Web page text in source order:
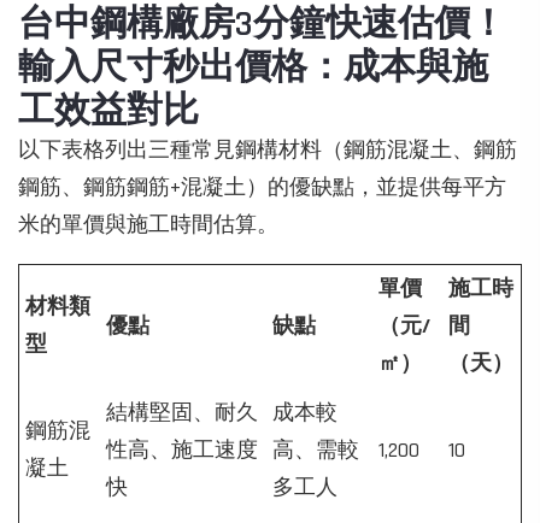
台中鋼構廠房3分鐘快速估價！
輸入尺寸秒出價格：成本與施
工效益對比
以下表格列出三種常見鋼構材料（鋼筋混凝土、鋼筋
鋼筋、鋼筋鋼筋+混凝土）的優缺點，並提供每平方
米的單價與施工時間估算。
材料類
型
優點 缺點
單價
（元/
㎡）
施工時
間
（天）
鋼筋混
凝土
結構堅固、耐久
性高、施工速度
快
成本較
高、需較
多工人
1,200 10